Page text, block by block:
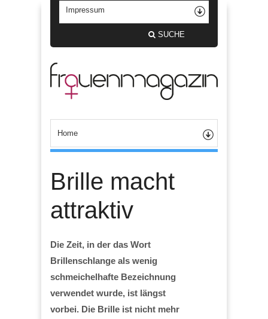
SUCHE
Brille macht
attraktiv
Die Zeit, in der das Wort
Brillenschlange als wenig
schmeichelhafte Bezeichnung
verwendet wurde, ist längst
vorbei. Die Brille ist nicht mehr